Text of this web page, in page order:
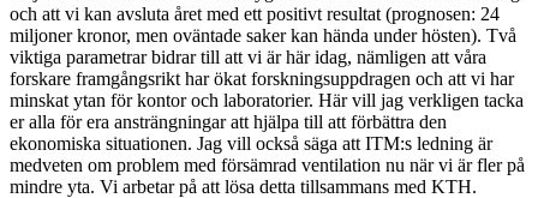
och att vi kan avsluta året med ett positivt resultat (prognosen: 24
miljoner kronor, men oväntade saker kan hända under hösten). Två
viktiga parametrar bidrar till att vi är här idag, nämligen att våra
forskare framgångsrikt har ökat forskningsuppdragen och att vi har
minskat ytan för kontor och laboratorier. Här vill jag verkligen tacka
er alla för era ansträngningar att hjälpa till att förbättra den
ekonomiska situationen. Jag vill också säga att ITM:s ledning är
medveten om problem med försämrad ventilation nu när vi är fler på
mindre yta. Vi arbetar på att lösa detta tillsammans med KTH.